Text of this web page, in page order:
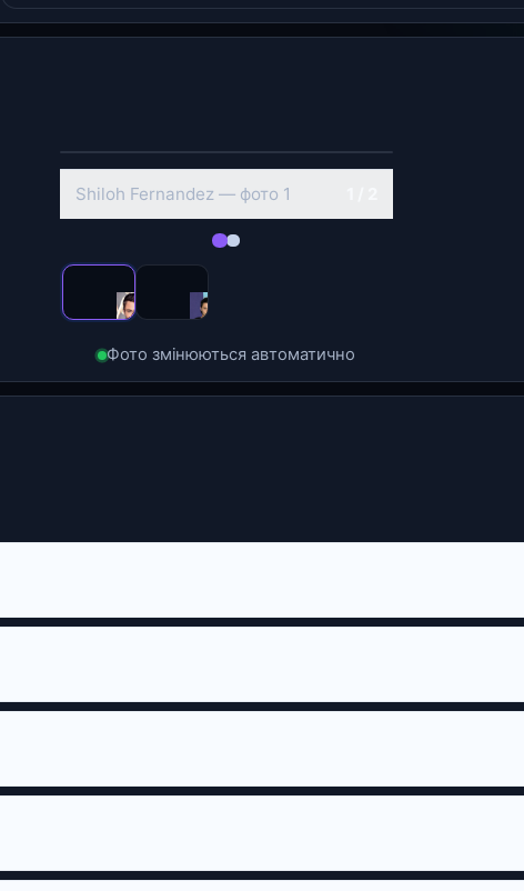
‹ ›
Shiloh Fernandez — фото 2
Фото змінюються автоматично